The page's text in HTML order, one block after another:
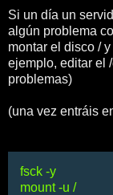
Si un día un
algún problema
montar el disco /
ejemplo, editar el
problemas)
(una vez entráis
fsck -y
mount -u /